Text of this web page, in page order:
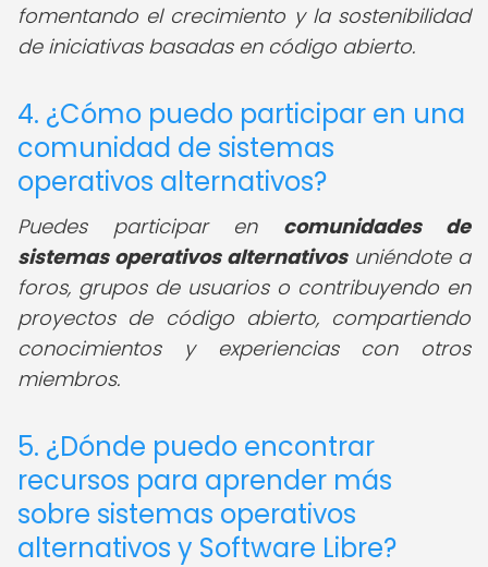
fomentando el crecimiento y la sostenibilidad
de iniciativas basadas en código abierto.
4. ¿Cómo puedo participar en una
comunidad de sistemas
operativos alternativos?
Puedes participar en comunidades de
sistemas operativos alternativosuniéndote a
foros, grupos de usuarios o contribuyendo en
proyectos de código abierto, compartiendo
conocimientos y experiencias con otros
miembros.
5. ¿Dónde puedo encontrar
recursos para aprender más
sobre sistemas operativos
alternativos y Software Libre?